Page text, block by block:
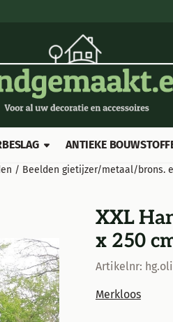
ANTIEKE
/ Beelden gietijzer/metaal/brons.
XXL
x 250
Artikelnr:
Merkloos